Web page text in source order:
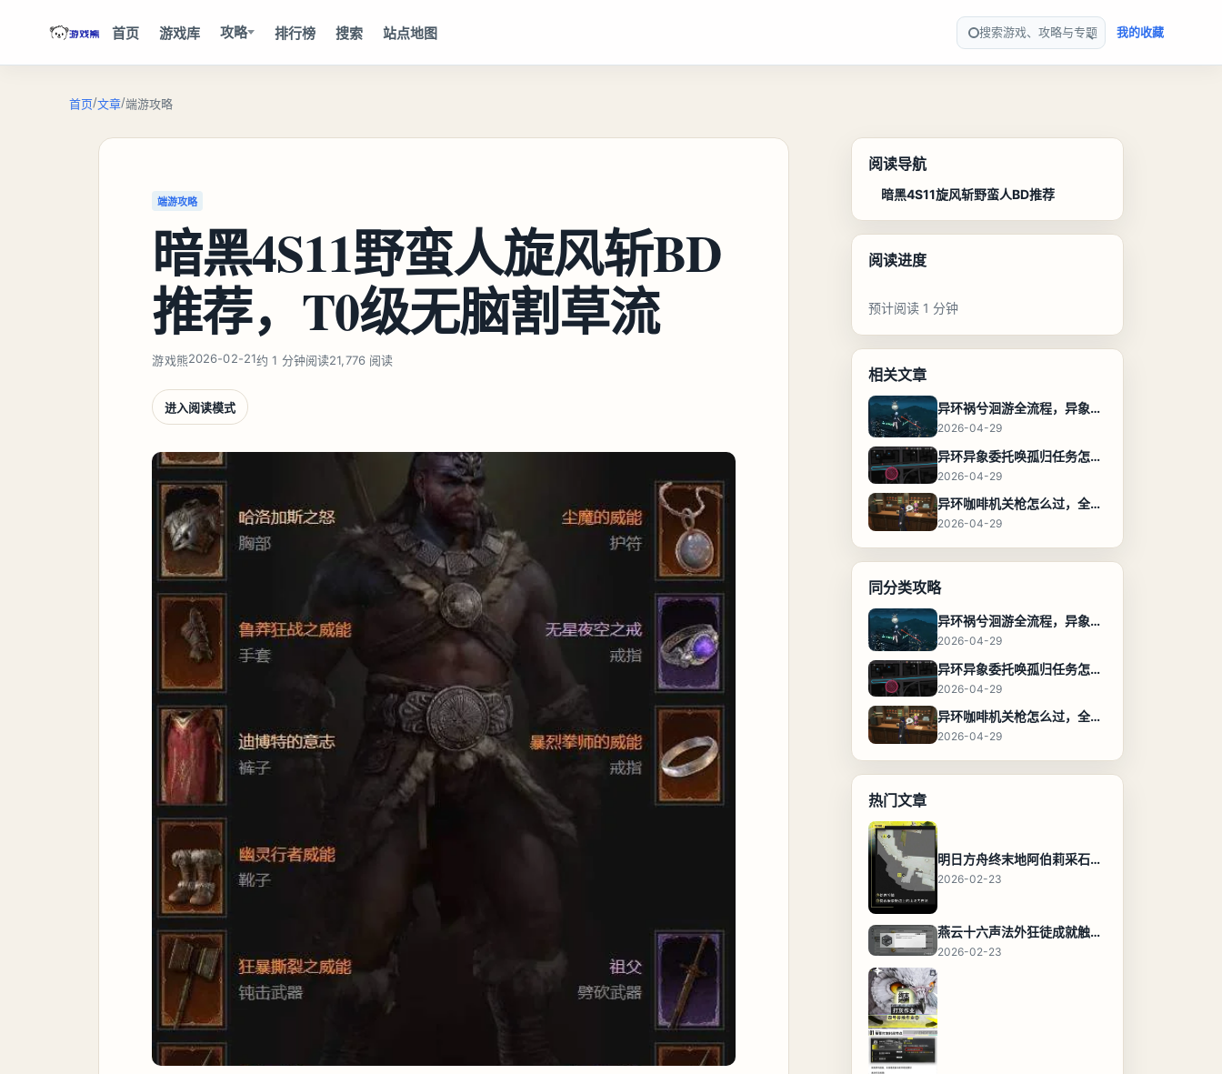
首页 游戏库 攻略 排行榜 搜索 站点地图 搜索游戏、攻略与专题 我的收藏
首页/文章/端游攻略
端游攻略
暗黑4S11野蛮人旋风斩BD
推荐，T0级无脑割草流
游戏熊2026-02-21约 1 分钟阅读21,776 阅读
进入阅读模式
阅读导航
暗黑4S11旋风斩野蛮人BD推荐
阅读进度
预计阅读 1 分钟
相关文章
异环祸兮洄游全流程，异象委托任务通关攻略
2026-04-29
异环异象委托唤孤归任务怎么完成，流程步骤与位置攻略
2026-04-29
异环咖啡机关枪怎么过，全流程通关攻略
2026-04-29
同分类攻略
异环祸兮洄游全流程，异象委托任务通关攻略
2026-04-29
异环异象委托唤孤归任务怎么完成，流程步骤与位置攻略
2026-04-29
异环咖啡机关枪怎么过，全流程通关攻略
2026-04-29
热门文章
明日方舟终末地阿伯莉采石场宝箱全收集攻略，全点位分布图与路线
2026-02-23
燕云十六声法外狂徒成就触发条件与通关攻略
2026-02-23